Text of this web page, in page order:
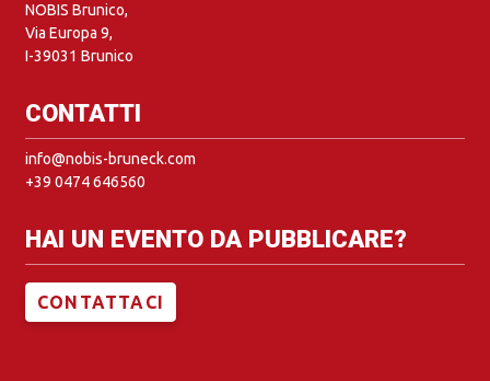
NOBIS Brunico,
Via Europa 9,
I-39031 Brunico
CONTATTI
info@nobis-bruneck.com
+39 0474 646560
HAI UN EVENTO DA PUBBLICARE?
CONTATTACI